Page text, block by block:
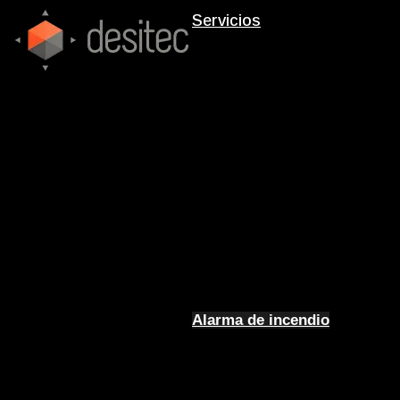
Servicios
Alarma de incendio